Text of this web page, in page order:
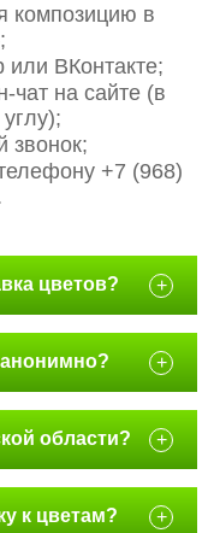
композицию в
ВКонтакте;
чат на сайте (в
звонок;
+7 (968)
цветов? +
+
области? +
к цветам? +